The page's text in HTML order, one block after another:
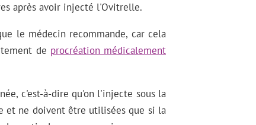
après avoir injecté l'Ovitrelle.
le médecin recommande, car cela
de procréation médicalement
c'est-à-dire qu'on l'injecte sous la
et ne doivent être utilisées que si la